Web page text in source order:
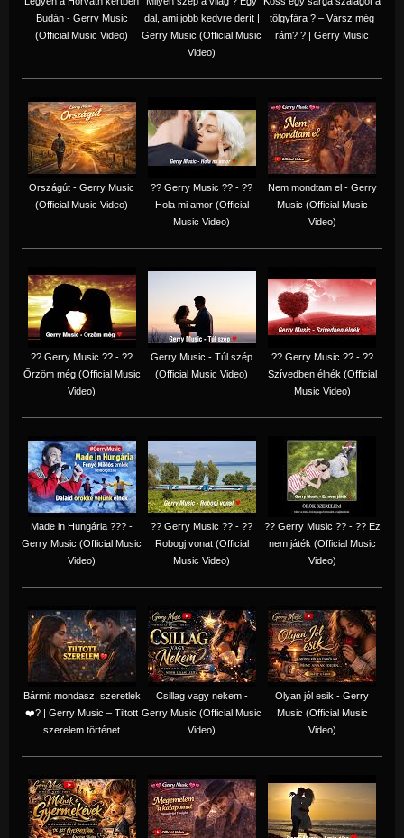
Budán - Gerry Music
(Official Music Video)
dal, ami jobb kedvre derít |
Gerry Music (Official Music
Video)
tölgyfára ?️ – Vársz még
rám? ? | Gerry Music
Országút - Gerry Music
(Official Music Video)
?? Gerry Music ?? - ??
Hola mi amor (Official
Music Video)
Nem mondtam el - Gerry
Music (Official Music
Video)
?? Gerry Music ?? - ??
Őrzöm még (Official Music
Video)
Gerry Music - Túl szép
(Official Music Video)
?? Gerry Music ?? - ??
Szívedben élnék (Official
Music Video)
Made in Hungária ??? -
Gerry Music (Official Music
Video)
?? Gerry Music ?? - ??
Robogj vonat (Official
Music Video)
?? Gerry Music ?? - ?? Ez
nem játék (Official Music
Video)
Bármit mondasz, szeretlek
❤️‍? | Gerry Music – Tiltott
szerelem történet
Csillag vagy nekem -
Gerry Music (Official Music
Video)
Olyan jól esik - Gerry
Music (Official Music
Video)